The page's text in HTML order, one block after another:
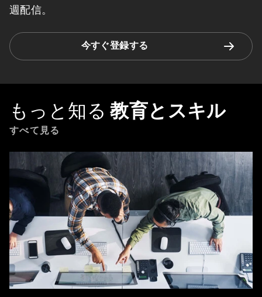
週配信。
今すぐ登録する
もっと知る 教育とスキル
すべて見る